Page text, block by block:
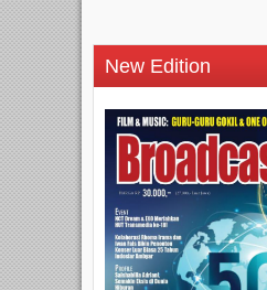
New Edition